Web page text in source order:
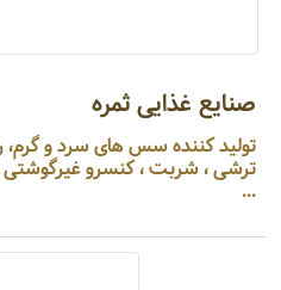
صنایع غذایی ثمره
...